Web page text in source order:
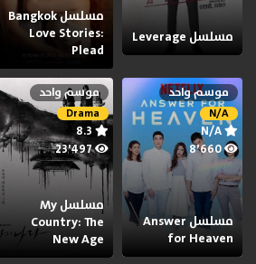
مسلسل Leverage
مسلسل Bangkok
Love Stories:
Plead
موسم واحد
N/A
N/A
8٬660
مسلسل Answer
for Heaven
موسم واحد
Drama
8.3
23٬497
مسلسل My
Country: The
New Age